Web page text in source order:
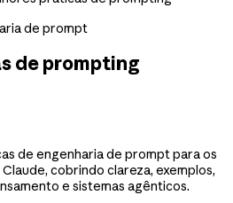
de prompt
de prompting
de engenharia de prompt para os
cobrindo clareza, exemplos,
e sistemas agênticos.